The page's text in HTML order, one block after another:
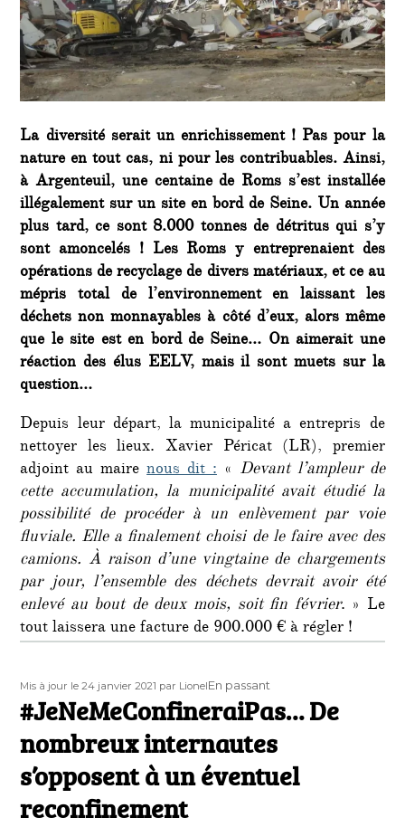
La diversité serait un enrichissement ! Pas pour la
nature en tout cas, ni pour les contribuables. Ainsi,
à Argenteuil, une centaine de Roms s’est installée
illégalement sur un site en bord de Seine. Un année
plus tard, ce sont 8.000 tonnes de détritus qui s’y
sont amoncelés ! Les Roms y entreprenaient des
opérations de recyclage de divers matériaux, et ce au
mépris total de l’environnement en laissant les
déchets non monnayables à côté d’eux, alors même
que le site est en bord de Seine… On aimerait une
réaction des élus EELV, mais il sont muets sur la
question…
Depuis leur départ, la municipalité a entrepris de
nettoyer les lieux. Xavier Péricat (LR), premier
adjoint au mairenous dit :« Devant l’ampleur de
cette accumulation, la municipalité avait étudié la
possibilité de procéder à un enlèvement par voie
fluviale. Elle a finalement choisi de le faire avec des
camions. À raison d’une vingtaine de chargements
par jour, l’ensemble des déchets devrait avoir été
enlevé au bout de deux mois, soit fin février. » Le
tout laissera une facture de 900.000 € à régler !
Publié
Mis à jour le 24 janvier 2021 Auteur
par LionelFormat
En passant
#JeNeMeConfineraiPas… De
nombreux internautes
s’opposent à un éventuel
reconfinement